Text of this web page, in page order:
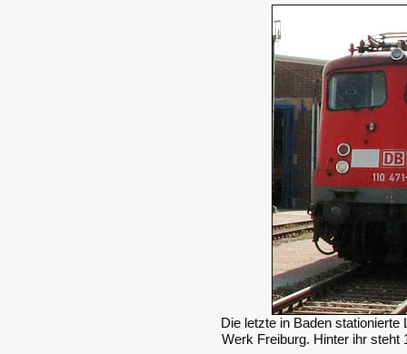
Die letzte in Baden
Werk Freiburg. Hinter ihr steht